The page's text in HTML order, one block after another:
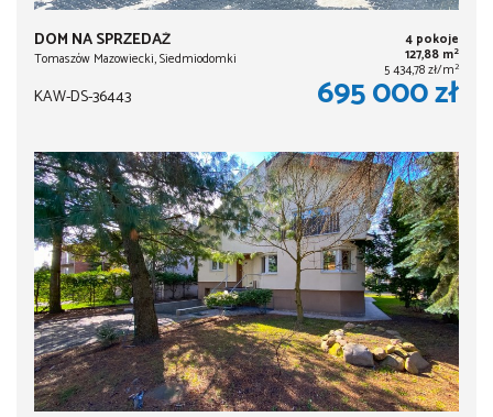
DOM NA SPRZEDAŻ
Tomaszów Mazowiecki, Siedmiodomki
4 pokoje
127,88 m2
5 434,78 zł/m2
KAW-DS-36443 695 000 zł